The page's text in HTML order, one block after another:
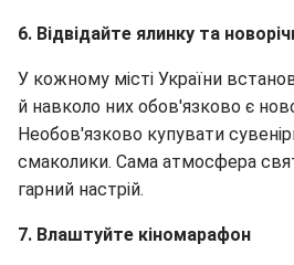
6. Відвідайте ялинку та
У кожному місті України
й навколо них обов'язково є
Необов'язково купувати
смаколики. Сама атмосфера
гарний настрій.
7. Влаштуйте кіномарафон